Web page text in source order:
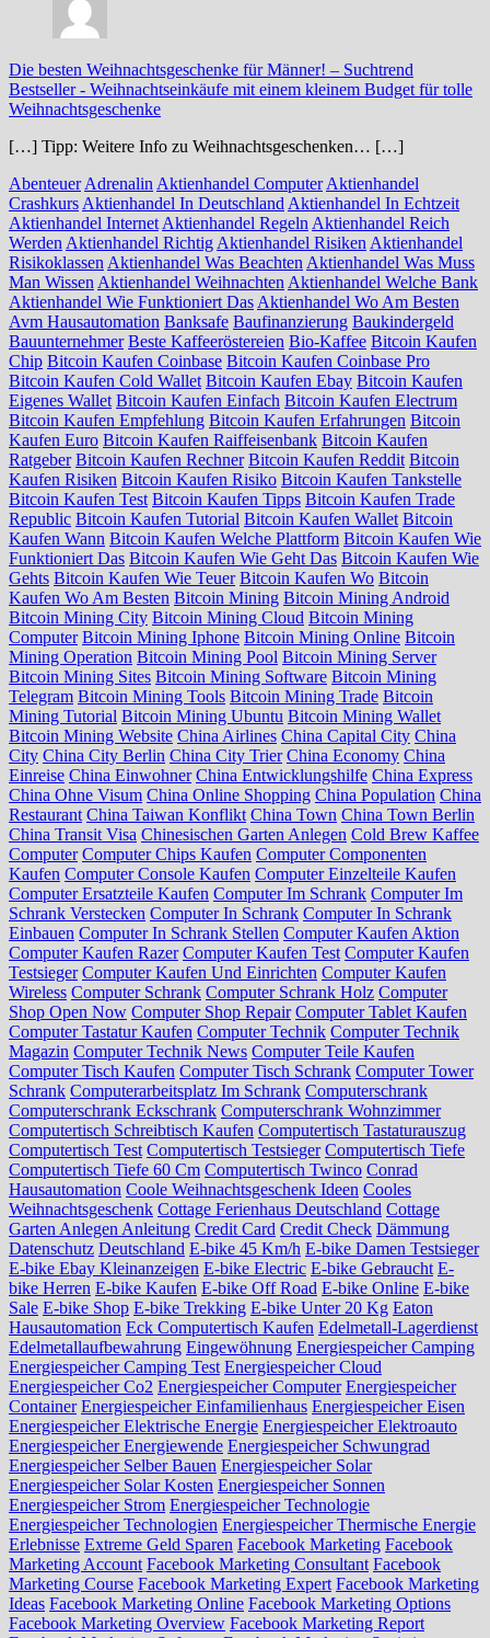
Die besten Weihnachtsgeschenke für Männer! – Suchtrend
Bestseller- Weihnachtseinkäufe mit einem kleinem Budget für tolle
Weihnachtsgeschenke
[…] Tipp: Weitere Info zu Weihnachtsgeschenken… […]
Abenteuer Adrenalin Aktienhandel Computer Aktienhandel
Crashkurs Aktienhandel In Deutschland Aktienhandel In Echtzeit
Aktienhandel Internet Aktienhandel Regeln Aktienhandel Reich
Werden Aktienhandel Richtig Aktienhandel Risiken Aktienhandel
Risikoklassen Aktienhandel Was Beachten Aktienhandel Was Muss
Man Wissen Aktienhandel Weihnachten Aktienhandel Welche Bank
Aktienhandel Wie Funktioniert Das Aktienhandel Wo Am Besten
Avm Hausautomation Banksafe Baufinanzierung Baukindergeld
Bauunternehmer Beste Kaffeeröstereien Bio-Kaffee Bitcoin Kaufen
Chip Bitcoin Kaufen Coinbase Bitcoin Kaufen Coinbase Pro
Bitcoin Kaufen Cold Wallet Bitcoin Kaufen Ebay Bitcoin Kaufen
Eigenes Wallet Bitcoin Kaufen Einfach Bitcoin Kaufen Electrum
Bitcoin Kaufen Empfehlung Bitcoin Kaufen Erfahrungen Bitcoin
Kaufen Euro Bitcoin Kaufen Raiffeisenbank Bitcoin Kaufen
Ratgeber Bitcoin Kaufen Rechner Bitcoin Kaufen Reddit Bitcoin
Kaufen Risiken Bitcoin Kaufen Risiko Bitcoin Kaufen Tankstelle
Bitcoin Kaufen Test Bitcoin Kaufen Tipps Bitcoin Kaufen Trade
Republic Bitcoin Kaufen Tutorial Bitcoin Kaufen Wallet Bitcoin
Kaufen Wann Bitcoin Kaufen Welche Plattform Bitcoin Kaufen Wie
Funktioniert Das Bitcoin Kaufen Wie Geht Das Bitcoin Kaufen Wie
Gehts Bitcoin Kaufen Wie Teuer Bitcoin Kaufen Wo Bitcoin
Kaufen Wo Am Besten Bitcoin Mining Bitcoin Mining Android
Bitcoin Mining City Bitcoin Mining Cloud Bitcoin Mining
Computer Bitcoin Mining Iphone Bitcoin Mining Online Bitcoin
Mining Operation Bitcoin Mining Pool Bitcoin Mining Server
Bitcoin Mining Sites Bitcoin Mining Software Bitcoin Mining
Telegram Bitcoin Mining Tools Bitcoin Mining Trade Bitcoin
Mining Tutorial Bitcoin Mining Ubuntu Bitcoin Mining Wallet
Bitcoin Mining Website China Airlines China Capital City China
City China City Berlin China City Trier China Economy China
Einreise China Einwohner China Entwicklungshilfe China Express
China Ohne Visum China Online Shopping China Population China
Restaurant China Taiwan Konflikt China Town China Town Berlin
China Transit Visa Chinesischen Garten Anlegen Cold Brew Kaffee
Computer Computer Chips Kaufen Computer Componenten
Kaufen Computer Console Kaufen Computer Einzelteile Kaufen
Computer Ersatzteile Kaufen Computer Im Schrank Computer Im
Schrank Verstecken Computer In Schrank Computer In Schrank
Einbauen Computer In Schrank Stellen Computer Kaufen Aktion
Computer Kaufen Razer Computer Kaufen Test Computer Kaufen
Testsieger Computer Kaufen Und Einrichten Computer Kaufen
Wireless Computer Schrank Computer Schrank Holz Computer
Shop Open Now Computer Shop Repair Computer Tablet Kaufen
Computer Tastatur Kaufen Computer Technik Computer Technik
Magazin Computer Technik News Computer Teile Kaufen
Computer Tisch Kaufen Computer Tisch Schrank Computer Tower
Schrank Computerarbeitsplatz Im Schrank Computerschrank
Computerschrank Eckschrank Computerschrank Wohnzimmer
Computertisch Schreibtisch Kaufen Computertisch Tastaturauszug
Computertisch Test Computertisch Testsieger Computertisch Tiefe
Computertisch Tiefe 60 Cm Computertisch Twinco Conrad
Hausautomation Coole Weihnachtsgeschenk Ideen Cooles
Weihnachtsgeschenk Cottage Ferienhaus Deutschland Cottage
Garten Anlegen Anleitung Credit Card Credit Check Dämmung
Datenschutz Deutschland E-bike 45 Km/h E-bike Damen Testsieger
E-bike Ebay Kleinanzeigen E-bike Electric E-bike Gebraucht E-
bike Herren E-bike Kaufen E-bike Off Road E-bike Online E-bike
Sale E-bike Shop E-bike Trekking E-bike Unter 20 Kg Eaton
Hausautomation Eck Computertisch Kaufen Edelmetall-Lagerdienst
Edelmetallaufbewahrung Eingewöhnung Energiespeicher Camping
Energiespeicher Camping Test Energiespeicher Cloud
Energiespeicher Co2 Energiespeicher Computer Energiespeicher
Container Energiespeicher Einfamilienhaus Energiespeicher Eisen
Energiespeicher Elektrische Energie Energiespeicher Elektroauto
Energiespeicher Energiewende Energiespeicher Schwungrad
Energiespeicher Selber Bauen Energiespeicher Solar
Energiespeicher Solar Kosten Energiespeicher Sonnen
Energiespeicher Strom Energiespeicher Technologie
Energiespeicher Technologien Energiespeicher Thermische Energie
Erlebnisse Extreme Geld Sparen Facebook Marketing Facebook
Marketing Account Facebook Marketing Consultant Facebook
Marketing Course Facebook Marketing Expert Facebook Marketing
Ideas Facebook Marketing Online Facebook Marketing Options
Facebook Marketing Overview Facebook Marketing Report